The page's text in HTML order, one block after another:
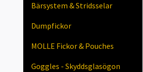
Bärsystem & Stridsselar
Dumpfickor
MOLLE Fickor & Pouches
Goggles - Skyddsglasögon